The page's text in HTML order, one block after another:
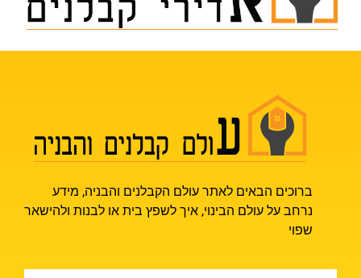
ברוכים הבאים לאתר עולם הקבלנים והבניה, מידע
נרחב על עולם הבינוי, איך לשפץ בית או לבנות ולהישאר
שפוי